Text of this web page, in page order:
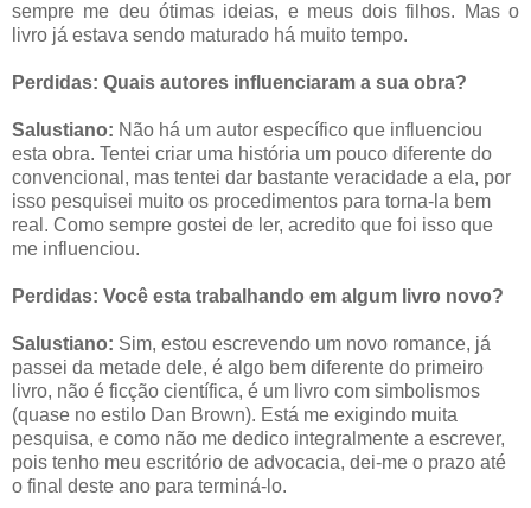
sempre me deu ótimas ideias, e meus dois filhos. Mas o
livro já estava sendo maturado há muito tempo.
Perdidas: Quais autores influenciaram a sua obra?
Salustiano: Não há um autor específico que influenciou
esta obra. Tentei criar uma história um pouco diferente do
convencional, mas tentei dar bastante veracidade a ela, por
isso pesquisei muito os procedimentos para torna-la bem
real. Como sempre gostei de ler, acredito que foi isso que
me influenciou.
Perdidas: Você esta trabalhando em algum livro novo?
Salustiano: Sim, estou escrevendo um novo romance, já
passei da metade dele, é algo bem diferente do primeiro
livro, não é ficção científica, é um livro com simbolismos
(quase no estilo Dan Brown). Está me exigindo muita
pesquisa, e como não me dedico integralmente a escrever,
pois tenho meu escritório de advocacia, dei-me o prazo até
o final deste ano para terminá-lo.